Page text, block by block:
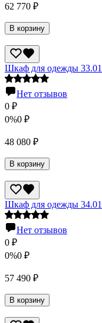
62 770 ₽
В корзину
Шкаф для одежды
Нет отзывов
0 ₽
0%0 ₽
48 080 ₽
В корзину
Шкаф для одежды
Нет отзывов
0 ₽
0%0 ₽
57 490 ₽
В корзину